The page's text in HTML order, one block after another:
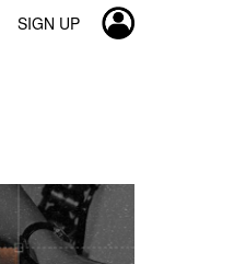
SIGN UP